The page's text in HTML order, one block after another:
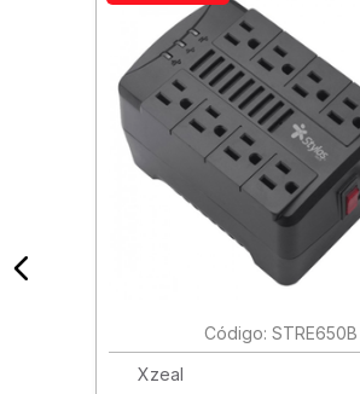
: STRE650B
Xzeal